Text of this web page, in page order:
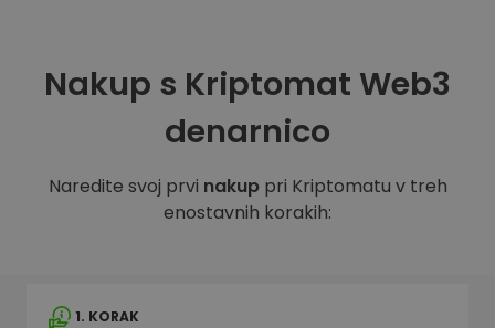
Nakup s Kriptomat Web3
denarnico
Naredite svoj prvi nakuppri Kriptomatu v treh
enostavnih korakih:
1. KORAK